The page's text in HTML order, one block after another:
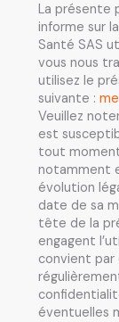
La présente
informe sur
Santé SAS
vous nous
utilisez le
suivante :
Veuillez
est
tout
notamment
évolution
date de sa
tête de la
engagent
convient par
éventuelles